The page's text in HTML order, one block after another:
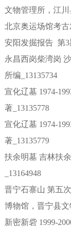
文物管理所，江川
北京奥运场馆考古
安阳发掘报告 第3
永昌西岗柴湾岗
所编_13135734
宣化辽墓 1974-
著_13135778
宣化辽墓 1974-
著_13135779
扶余明墓 吉林扶
_13164948
晋宁石寨山 第五
博物馆，晋宁县文
新密新砦 1999-